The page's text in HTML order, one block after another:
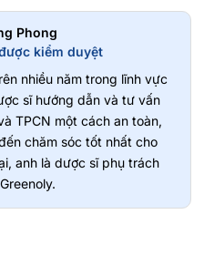
Phong
kiểm duyệt
nhiều năm trong lĩnh vực
sĩ hướng dẫn và tư vấn
TPCN một cách an toàn,
chăm sóc tốt nhất cho
anh là dược sĩ phụ trách